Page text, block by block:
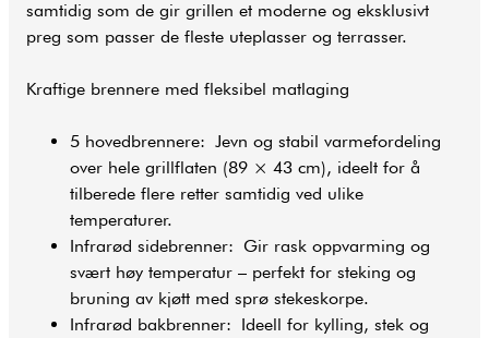
samtidig som de gir grillen et moderne og eksklusivt
preg som passer de fleste uteplasser og terrasser.
Kraftige brennere med fleksibel matlaging
5 hovedbrennere: Jevn og stabil varmefordeling
over hele grillflaten (89 × 43 cm), ideelt for å
tilberede flere retter samtidig ved ulike
temperaturer.
Infrarød sidebrenner: Gir rask oppvarming og
svært høy temperatur – perfekt for steking og
bruning av kjøtt med sprø stekeskorpe.
Infrarød bakbrenner: Ideell for kylling, stek og